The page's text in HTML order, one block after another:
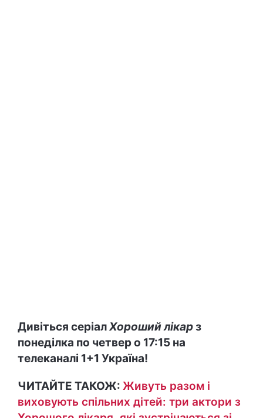
Дивіться серіалХороший лікарз
понеділка по четвер о 17:15 на
телеканалі 1+1 Україна!
ЧИТАЙТЕ ТАКОЖ: Живуть разом і
виховують спільних дітей: три актори з